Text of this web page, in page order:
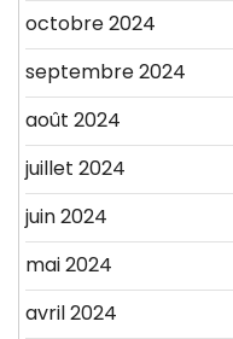
octobre 2024
septembre 2024
août 2024
juillet 2024
juin 2024
mai 2024
avril 2024